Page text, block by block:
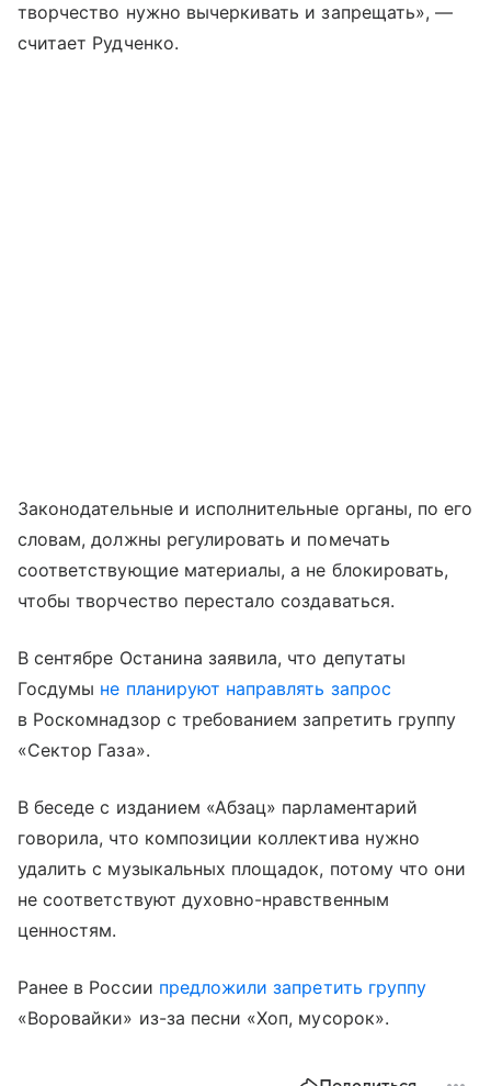
творчество нужно вычеркивать и запрещать», —
считает Рудченко.
Законодательные и исполнительные органы, по его
словам, должны регулировать и помечать
соответствующие материалы, а не блокировать,
чтобы творчество перестало создаваться.
В сентябре Останина заявила, что депутаты
Госдумы не планируют направлять запрос
в Роскомнадзор с требованием запретить группу
«Сектор Газа».
В беседе с изданием «Абзац» парламентарий
говорила, что композиции коллектива нужно
удалить с музыкальных площадок, потому что они
не соответствуют духовно-нравственным
ценностям.
Ранее в России предложили запретить группу
«Воровайки» из-за песни «Хоп, мусорок».